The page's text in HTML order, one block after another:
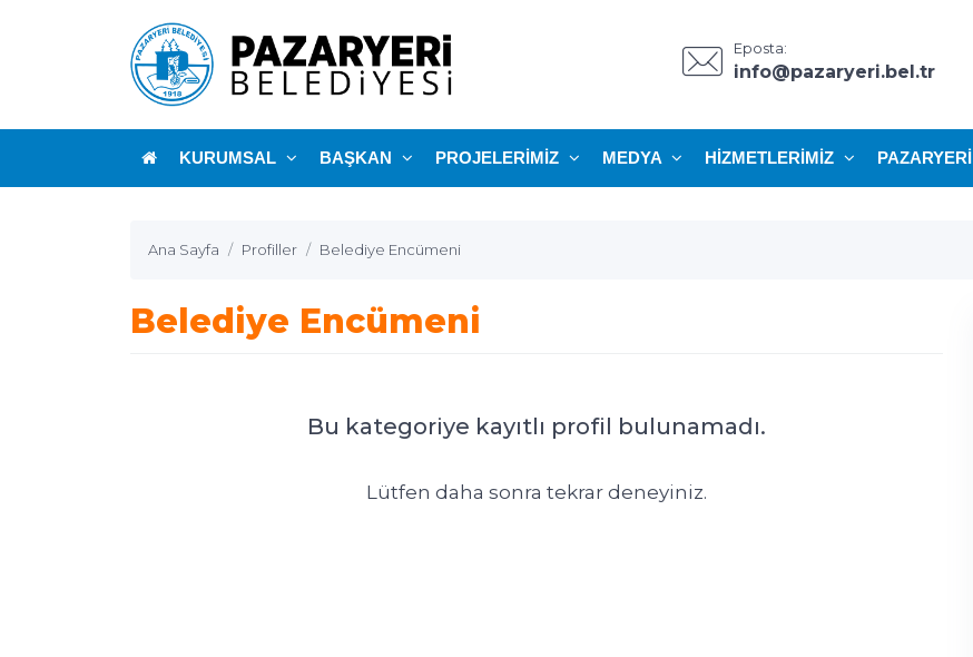
Eposta:
info@pazaryeri.bel.tr
KURUMSAL BAŞKAN PROJELERIMIZ MEDYA HIZMETLERIMIZ PAZARYERI
Ana Sayfa Profiller Belediye Encümeni
Belediye Encümeni
Bu kategoriye kayıtlı profil bulunamadı.
Lütfen daha sonra tekrar deneyiniz.